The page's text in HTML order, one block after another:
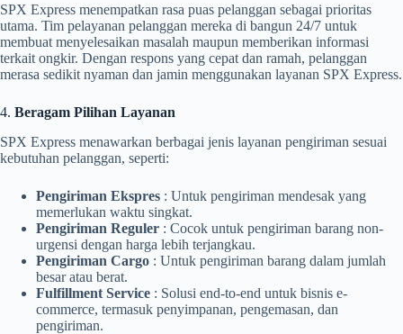
SPX Express menempatkan rasa puas pelanggan sebagai prioritas
utama. Tim pelayanan pelanggan mereka di bangun 24/7 untuk
membuat menyelesaikan masalah maupun memberikan informasi
terkait ongkir. Dengan respons yang cepat dan ramah, pelanggan
merasa sedikit nyaman dan jamin menggunakan layanan SPX Express.
4. Beragam Pilihan Layanan
SPX Express menawarkan berbagai jenis layanan pengiriman sesuai
kebutuhan pelanggan, seperti:
Pengiriman Ekspres : Untuk pengiriman mendesak yang
memerlukan waktu singkat.
Pengiriman Reguler : Cocok untuk pengiriman barang non-
urgensi dengan harga lebih terjangkau.
Pengiriman Cargo : Untuk pengiriman barang dalam jumlah
besar atau berat.
Fulfillment Service : Solusi end-to-end untuk bisnis e-
commerce, termasuk penyimpanan, pengemasan, dan
pengiriman.